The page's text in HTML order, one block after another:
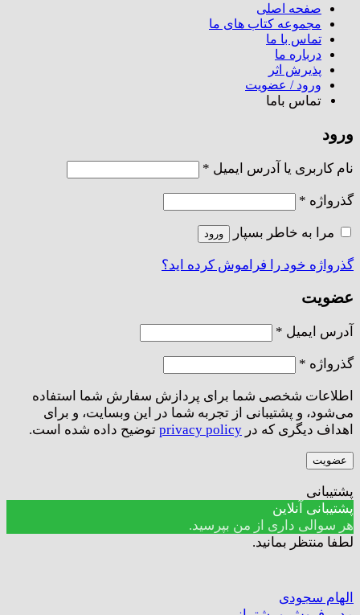
صفحه اصلی
مجموعه کتاب های ما
تماس با ما
درباره ما
پذیرش اثر
ورود / عضویت
تماس باما
ورود
نام کاربری یا آدرس ایمیل *
گذرواژه *
مرا به خاطر بسپار ورود
گذرواژه خود را فراموش کرده اید؟
عضویت
آدرس ایمیل *
گذرواژه *
اطلاعات شخصی شما برای پردازش سفارش شما استفاده
می‌شود، و پشتیبانی از تجربه شما در این وبسایت، و برای
اهداف دیگری که در privacy policy توضیح داده شده است.
عضویت
پشتیبانی
پشتیبانی آنلاین
هر سوالی داری از من بپرسید.
لطفا منتظر بمانید.
الهام سجودی